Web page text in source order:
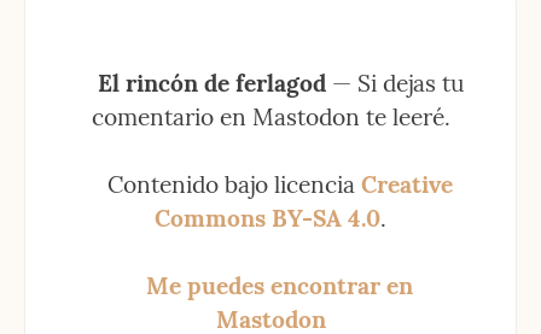
El rincón de ferlagod — Si dejas tu
comentario en Mastodon te leeré.
Contenido bajo licencia Creative
Commons BY-SA 4.0.
Me puedes encontrar en
Mastodon